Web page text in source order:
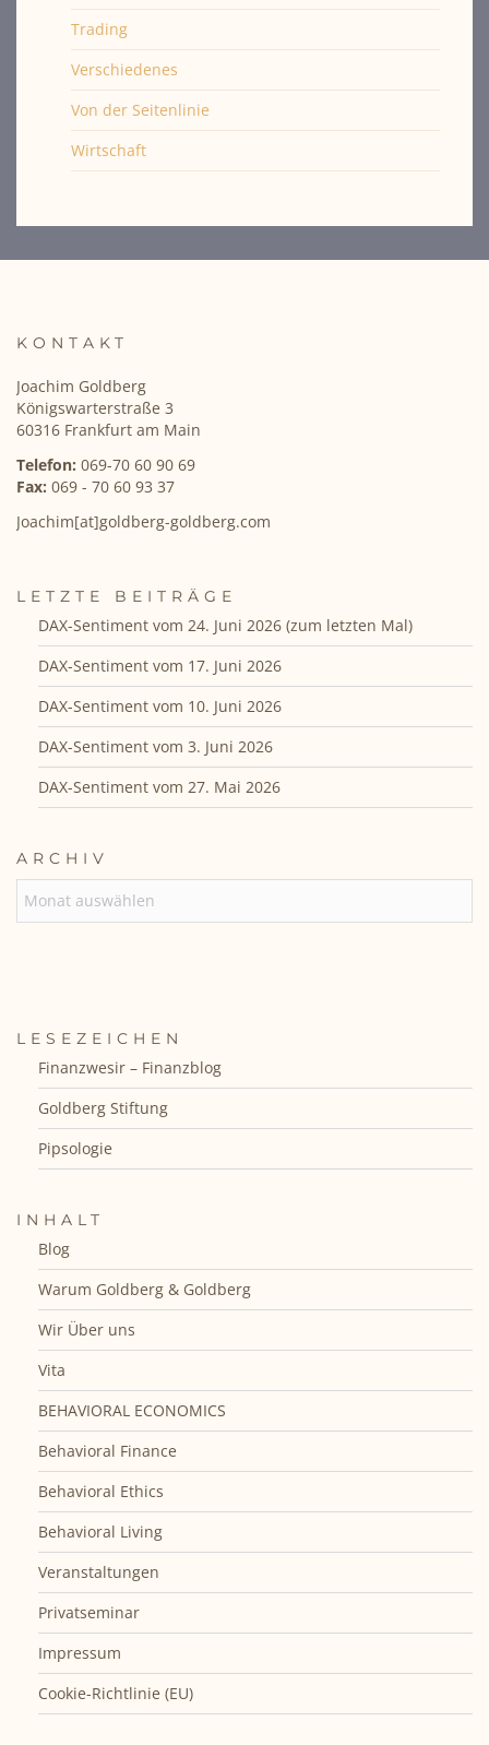
Trading
Verschiedenes
Von der Seitenlinie
Wirtschaft
KONTAKT
Joachim Goldberg
Königswarterstraße 3
60316 Frankfurt am Main
Telefon: 069-70 60 90 69
Fax: 069 - 70 60 93 37
Joachim[at]goldberg-goldberg.com
LETZTE BEITRÄGE
DAX-Sentiment vom 24. Juni 2026 (zum letzten Mal)
DAX-Sentiment vom 17. Juni 2026
DAX-Sentiment vom 10. Juni 2026
DAX-Sentiment vom 3. Juni 2026
DAX-Sentiment vom 27. Mai 2026
ARCHIV
LESEZEICHEN
Finanzwesir – Finanzblog
Goldberg Stiftung
Pipsologie
INHALT
Blog
Warum Goldberg & Goldberg
Wir Über uns
Vita
BEHAVIORAL ECONOMICS
Behavioral Finance
Behavioral Ethics
Behavioral Living
Veranstaltungen
Privatseminar
Impressum
Cookie-Richtlinie (EU)